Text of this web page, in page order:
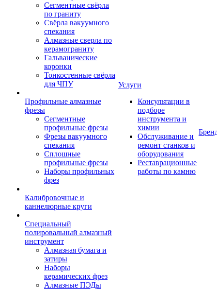
Сегментные свёрла
по граниту
Свёрла вакуумного
спекания
Алмазные сверла по
керамограниту
Гальванические
коронки
Тонкостенные свёрла
для ЧПУ
Профильные алмазные
фрезы
Сегментные
профильные фрезы
Фрезы вакуумного
спекания
Сплошные
профильные фрезы
Наборы профильных
фрез
Калибровочные и
каннелюрные круги
Специальный
полировальный алмазный
инструмент
Алмазная бумага и
затиры
Наборы
керамических фрез
Алмазные ПЭДы
Услуги
Консультации в
подборе
инструмента и
химии
Обслуживание и
ремонт станков и
оборудования
Реставрационные
работы по камню